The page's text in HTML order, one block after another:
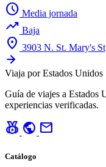
schedule Media jornada
trending_up Baja
location_on 3903 N. St. Mary's
Viaja por Estados Unidos
Guía de viajes a Estados
experiencias verificadas.
social_leaderboard public mail
Catálogo